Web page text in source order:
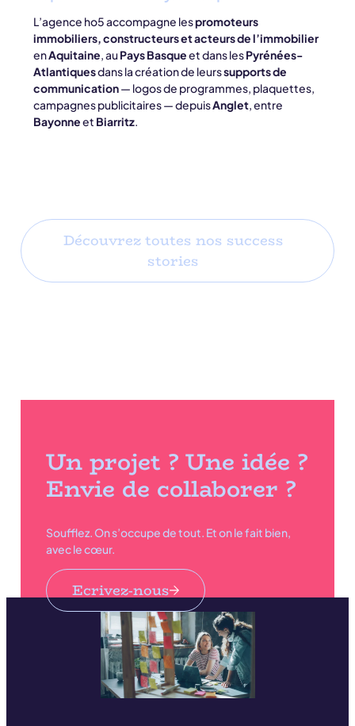
L’agence ho5 accompagne lespromoteurs
immobiliers, constructeurs et acteurs de l’immobilier
enAquitaine, auPays Basqueet dans lesPyrénées-
Atlantiquesdans la création de leurssupports de
communication— logos de programmes, plaquettes,
campagnes publicitaires — depuisAnglet, entre
Bayonneet Biarritz.
Découvrez toutes nos success
stories
Un projet ? Une idée ?
Envie de collaborer ?
Soufflez. On s’occupe de tout. Et on le fait bien,
avec le cœur.
Ecrivez-nous